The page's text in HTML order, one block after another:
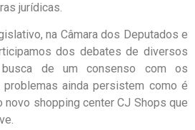
jurídicas.
na Câmara dos Deputados e
dos debates de diversos
de um consenso com os
ainda persistem como é
shopping center CJ Shops que